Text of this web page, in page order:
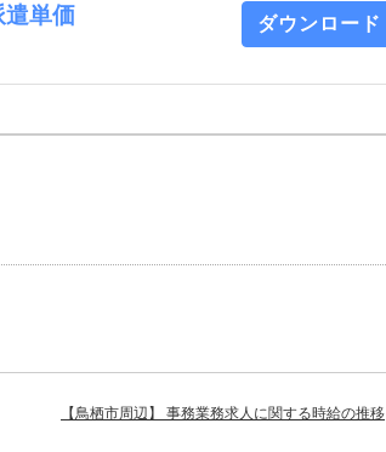
遣単価 ダウンロード
【鳥栖市周辺】 事務業務求人に関する時給の推移